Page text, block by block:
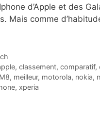
d’Apple et des
Mais comme
, classement, comparatif,
M8, meilleur, motorola, nokia,
, xperia